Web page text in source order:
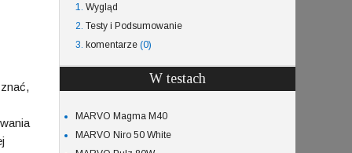
1. Wygląd
2. Testy i Podsumowanie
3. komentarze (0)
W testach
MARVO Magma M40
MARVO Niro 50 White